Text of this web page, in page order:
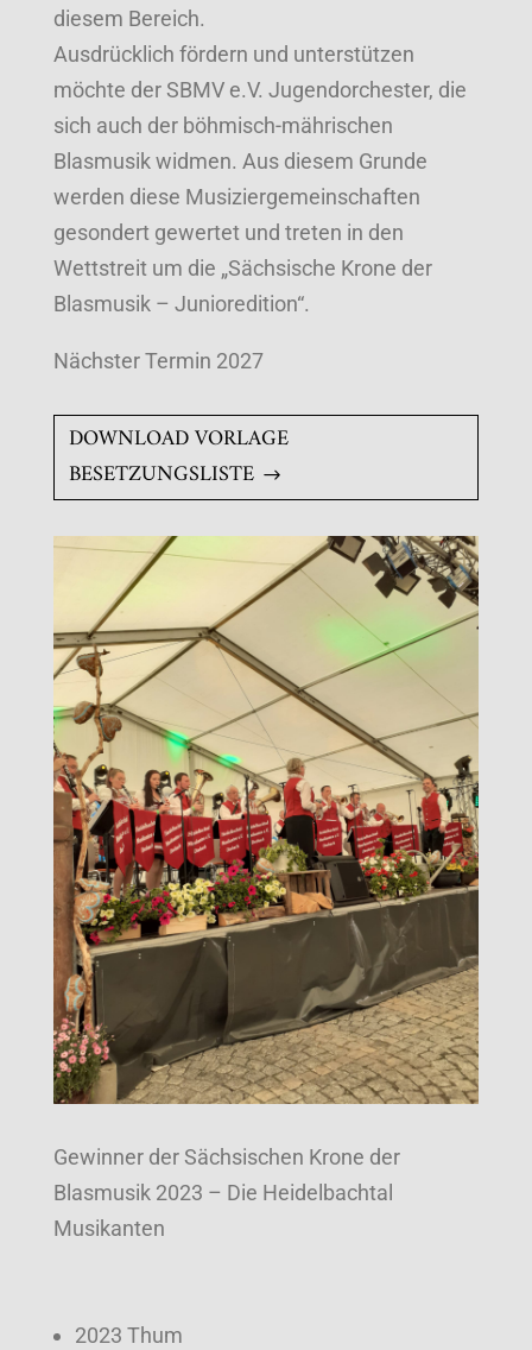
diesem Bereich.
Ausdrücklich fördern und unterstützen
möchte der SBMV e.V. Jugendorchester, die
sich auch der böhmisch-mährischen
Blasmusik widmen. Aus diesem Grunde
werden diese Musiziergemeinschaften
gesondert gewertet und treten in den
Wettstreit um die „Sächsische Krone der
Blasmusik – Junioredition“.
Nächster Termin 2027
DOWNLOAD VORLAGE
BESETZUNGSLISTE
Gewinner der Sächsischen Krone der
Blasmusik 2023 – Die Heidelbachtal
Musikanten
2023 Thum